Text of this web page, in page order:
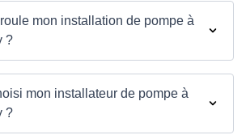
mon installation de pompe à
?
mon installateur de pompe à
?